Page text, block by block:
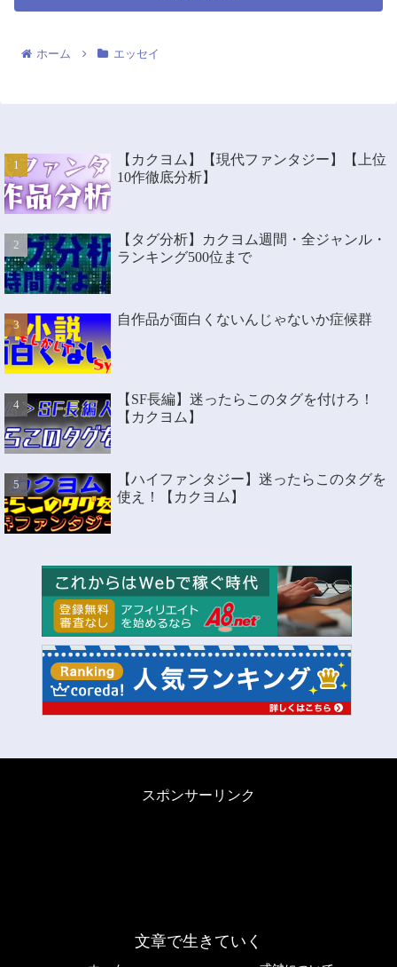
ホーム エッセイ
【カクヨム】【現代ファンタジー】【上位
10作徹底分析】
【タグ分析】カクヨム週間・全ジャンル・
ランキング500位まで
自作品が面白くないんじゃないか症候群
【SF長編】迷ったらこのタグを付けろ！
【カクヨム】
【ハイファンタジー】迷ったらこのタグを
使え！【カクヨム】
スポンサーリンク
文章で生きていく